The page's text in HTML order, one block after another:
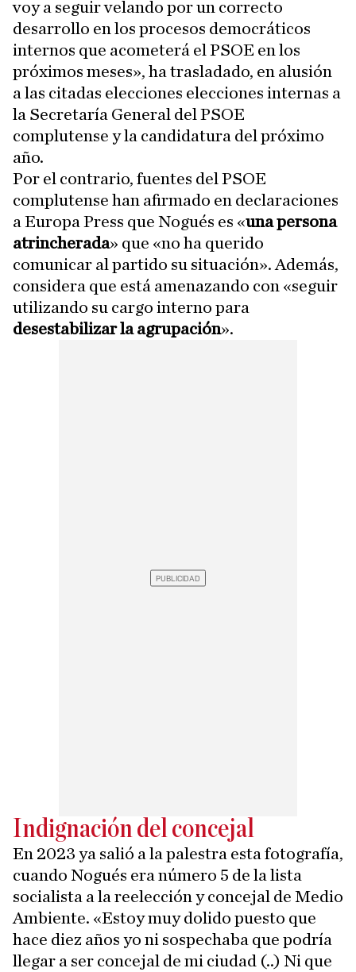
voy a seguir velando por un correcto
desarrollo en los procesos democráticos
internos que acometerá el PSOE en los
próximos meses», ha trasladado, en alusión
a las citadas elecciones elecciones internas a
la Secretaría General del PSOE
complutense y la candidatura del próximo
año.
Por el contrario, fuentes del PSOE
complutense han afirmado en declaraciones
a Europa Press que Nogués es «una persona
atrincherada» que «no ha querido
comunicar al partido su situación». Además,
considera que está amenazando con «seguir
utilizando su cargo interno para
desestabilizar la agrupación».
Indignación del concejal
En 2023 ya salió a la palestra esta fotografía,
cuando Nogués era número 5 de la lista
socialista a la reelección y concejal de Medio
Ambiente. «Estoy muy dolido puesto que
hace diez años yo ni sospechaba que podría
llegar a ser concejal de mi ciudad (..) Ni que